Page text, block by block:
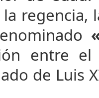
regencia,
entre el
de Luis